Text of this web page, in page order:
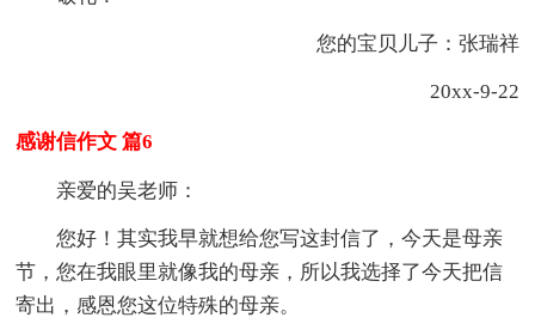
您的宝贝儿子：张瑞祥
20xx-9-22
感谢信作文 篇6
亲爱的吴老师：
您好！其实我早就想给您写这封信了，今天是母亲
节，您在我眼里就像我的母亲，所以我选择了今天把信
寄出，感恩您这位特殊的母亲。